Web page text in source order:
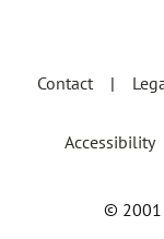
Contact
Accessibility
© 2001